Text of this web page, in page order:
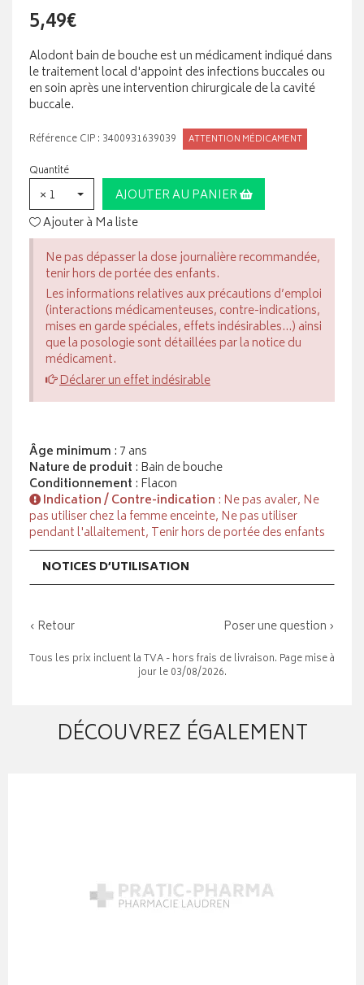
5,49€
Alodont bain de bouche est un médicament indiqué dans
le traitement local d'appoint des infections buccales ou
en soin après une intervention chirurgicale de la cavité
buccale.
Référence CIP : 3400931639039 ATTENTION MÉDICAMENT
Quantité
× 1
AJOUTER AU PANIER
Ajouter à Ma liste
Ne pas dépasser la dose journalière recommandée,
tenir hors de portée des enfants.
Les informations relatives aux précautions d’emploi
(interactions médicamenteuses, contre-indications,
mises en garde spéciales, effets indésirables...) ainsi
que la posologie sont détaillées par la notice du
médicament.
Déclarer un effet indésirable
Âge minimum : 7 ans
Nature de produit : Bain de bouche
Conditionnement : Flacon
Indication / Contre-indication : Ne pas avaler, Ne
pas utiliser chez la femme enceinte, Ne pas utiliser
pendant l'allaitement, Tenir hors de portée des enfants
NOTICES D’UTILISATION
‹ Retour Poser une question ›
Tous les prix incluent la TVA - hors frais de livraison. Page mise à
jour le 03/08/2026.
DÉCOUVREZ ÉGALEMENT